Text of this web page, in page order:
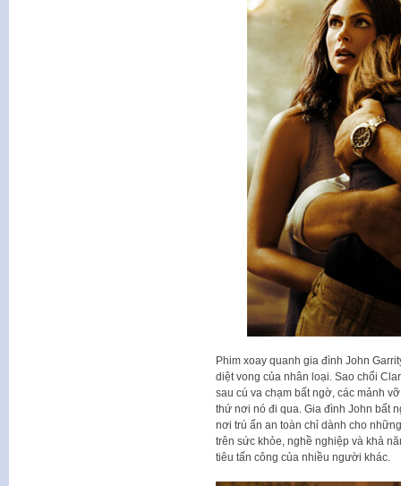
Phim xoay quanh gia đình John
diệt vong của nhân loại. Sao chổi
sau cú va chạm bất ngờ, các mảnh
thứ nơi nó đi qua. Gia đình John bất
nơi trú ẩn an toàn chỉ dành cho
trên sức khỏe, nghề nghiệp và khả
tiêu tấn công của nhiều người khác.